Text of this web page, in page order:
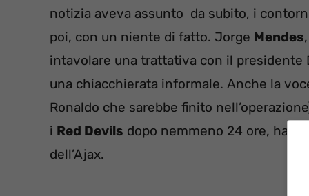
notizia aveva assunto da subito, i
poi, con un niente di fatto. Jorge Mendes
intavolare una trattativa con il presidente
una chiacchierata informale. Anche la
Ronaldo che sarebbe finito
i Red Devils dopo nemmeno 24 ore,
dell’Ajax.